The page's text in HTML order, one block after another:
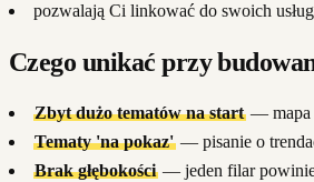
pozwalają Ci linkować do swoich
Czego unikać przy
Zbyt dużo tematów na start— mapa
Tematy 'na pokaz'— pisanie o
Brak głębokości— jeden filar